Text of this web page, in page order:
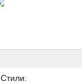
3:59
Стили: